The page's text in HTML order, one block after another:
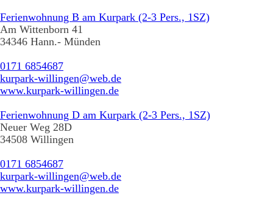
Ferienwohnung B am Kurpark (2-3 Pers., 1SZ)
Am Wittenborn 41
34346 Hann.- Münden
0171 6854687
kurpark-willingen@web.de
www.kurpark-willingen.de
Ferienwohnung D am Kurpark (2-3 Pers., 1SZ)
Neuer Weg 28D
34508 Willingen
0171 6854687
kurpark-willingen@web.de
www.kurpark-willingen.de